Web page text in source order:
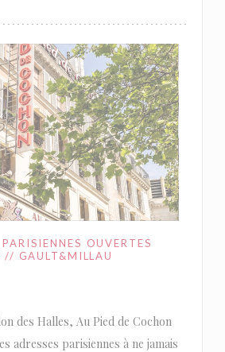
OUVERTES
// GAULT&MILLAU
des Halles, Au Pied de Cochon
adresses parisiennes à ne jamais